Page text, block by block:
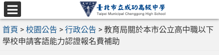
跳
至
主
要
選
單
首頁 > 校園公告 > 行政公告 > 教育局關於本市公立高中職以下
學校申請客語能力認證報名費補助